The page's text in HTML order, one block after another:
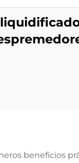
benefícios